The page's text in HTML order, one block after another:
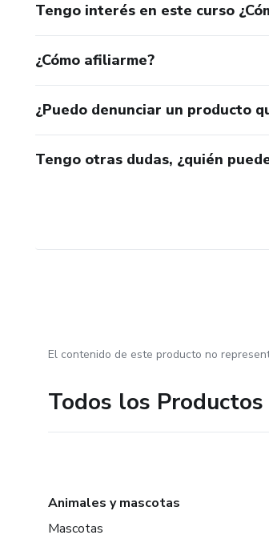
Tengo interés en este curso
¿Cómo afiliarme?
¿Puedo denunciar un producto
Tengo otras dudas, ¿quién
El contenido de este producto no
Todos los Productos
Animales y mascotas
Mascotas